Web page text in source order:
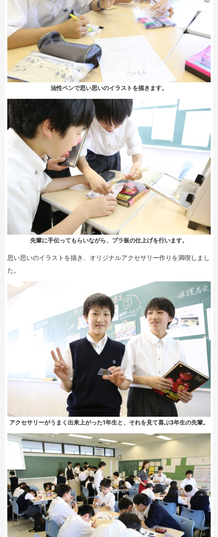
油性ペンで思い思いのイラストを描きます。
先輩に手伝ってもらいながら、プラ板の仕上げを行います。
思い思いのイラストを描き、オリジナルアクセサリー作りを満喫しまし
た。
アクセサリーがうまく出来上がった1年生と、それを見て喜ぶ3年生の先輩。